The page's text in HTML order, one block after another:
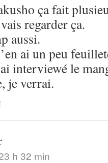
ça fait
regarder ça.
aussi.
ai un peu
interviewé le
je verrai.
h 32 min